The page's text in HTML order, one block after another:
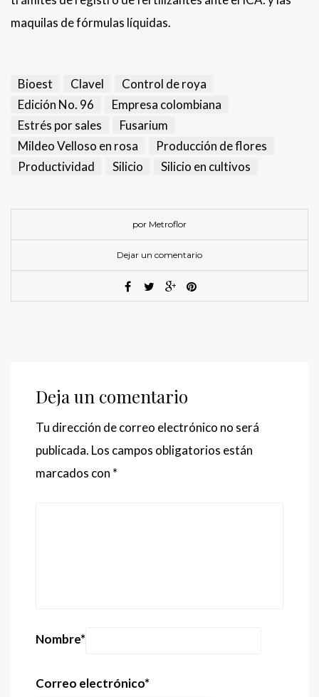
maquilas de fórmulas líquidas.
Bioest Clavel
Control de roya
Edición No. 96
Empresa colombiana
Estrés por sales
Fusarium
Mildeo Velloso en rosa
Producción de flores
Productividad
Silicio Silicio en cultivos
por Metroflor
Dejar un comentario
Deja un comentario
Tu dirección de correo electrónico no será
publicada. Los campos obligatorios están
marcados con *
Nombre*
Correo electrónico*